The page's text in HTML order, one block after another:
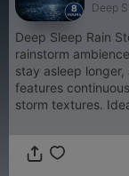
Deep
Deep Sleep Rain
rainstorm
stay asleep
features
storm textures.
stress relief, or
night.